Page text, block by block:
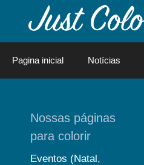
Pagina inicial Notícias
Nossas páginas
para colorir
Eventos (Natal,